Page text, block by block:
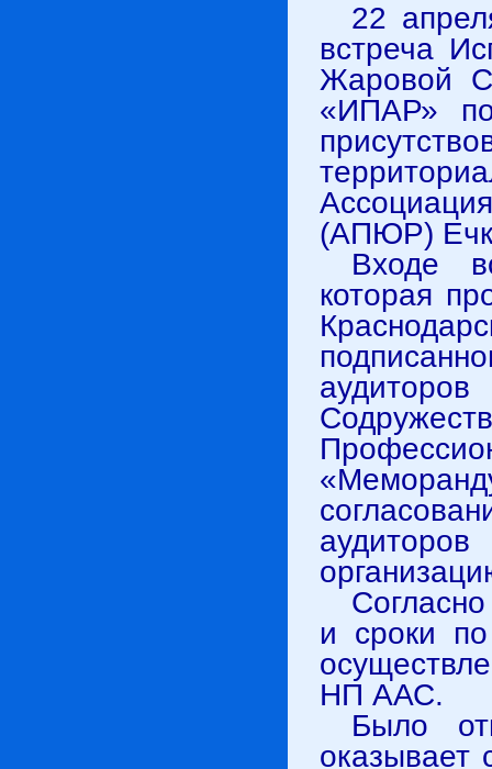
22
встреча
Жаровой
«ИПАР»
(АПЮР)
Входе
которая
и сроки
НП ААС.
Было
оказывает